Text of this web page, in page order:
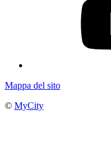
Mappa del sito
© MyCity